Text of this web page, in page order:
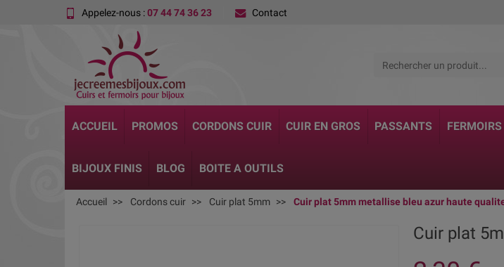
Appelez-nous :07 44 74 36 23 Contact
ACCUEIL PROMOS CORDONS CUIR CUIR EN GROS PASSANTS FERMOIRS
BIJOUX FINIS BLOG BOITE A OUTILS
Accueil Cordons cuir Cuir plat 5mm Cuir plat 5mm metallise bleu azur haute
Cuir plat